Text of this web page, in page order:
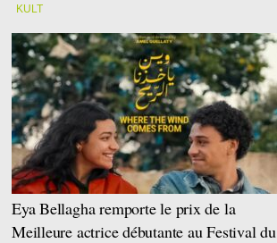
KULT
Eya Bellagha remporte le prix de la
Meilleure actrice débutante au Festival du